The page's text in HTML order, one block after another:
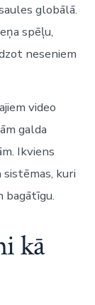
globālā.
spēļu,
neseniem
video
galda
Ikviens
sistēmas, kuri
bagātīgu.
kā